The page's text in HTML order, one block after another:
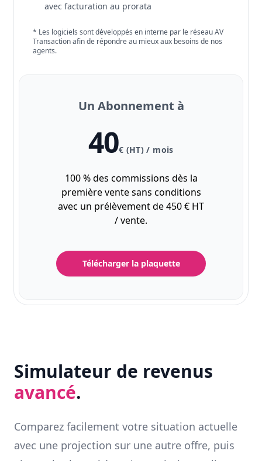
avec facturation au prorata
* Les logiciels sont développés en interne par le réseau AV
Transaction afin de répondre au mieux aux besoins de nos
agents.
Un Abonnement à
40€ (HT) / mois
100 % des commissions dès la
première vente sans conditions
avec un prélèvement de 450 € HT
/ vente.
Télécharger la plaquette
Simulateur de revenus
avancé.
Comparez facilement votre situation actuelle
avec une projection sur une autre offre, puis